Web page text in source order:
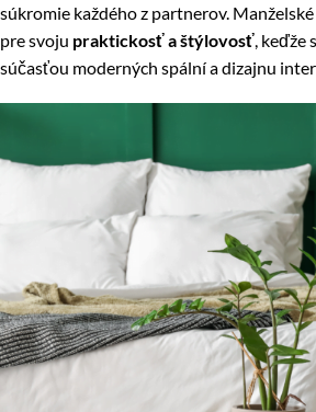
súkromie každého z partnerov.
pre svoju praktickosť a štýlovosť ,
súčasťou moderných spální a dizajnu